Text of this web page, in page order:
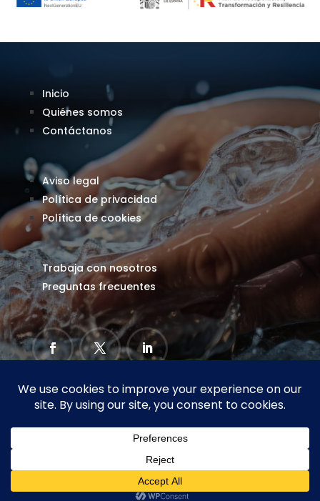
Inicio
Quiénes somos
Contáctanos
Aviso legal
Política de privacidad
Política de cookies
Trabaja con nosotros
Preguntas frecuentes
Copyright © Soluciones Medioambientales
S.L.
Desarrollado por Codisel – Sección Increa Concept